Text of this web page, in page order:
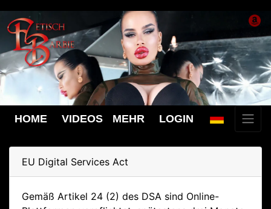
HOME VIDEOS MEHR LOGIN
EU Digital Services Act
Gemäß Artikel 24 (2) des DSA sind Online-